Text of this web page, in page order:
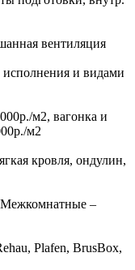
вентиляция
и видами
м2, вагонка и
м2
кровля, ондулин,
Межкомнатные –
Plafen, BrusBox,